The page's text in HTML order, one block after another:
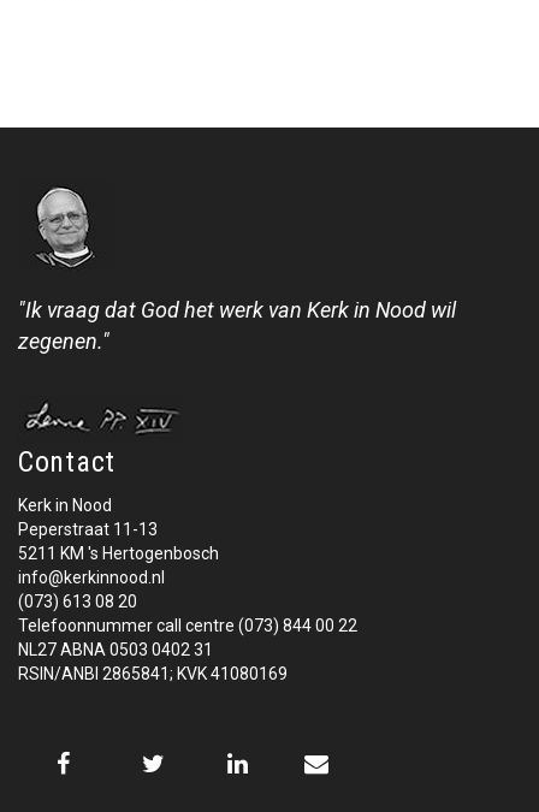
"Ik vraag dat God het werk van Kerk in Nood wil
zegenen."
Contact
Kerk in Nood
Peperstraat 11-13
5211 KM 's Hertogenbosch
info@kerkinnood.nl
(073) 613 08 20
Telefoonnummer call centre (073) 844 00 22
NL27 ABNA 0503 0402 31
RSIN/ANBI 2865841; KVK 41080169